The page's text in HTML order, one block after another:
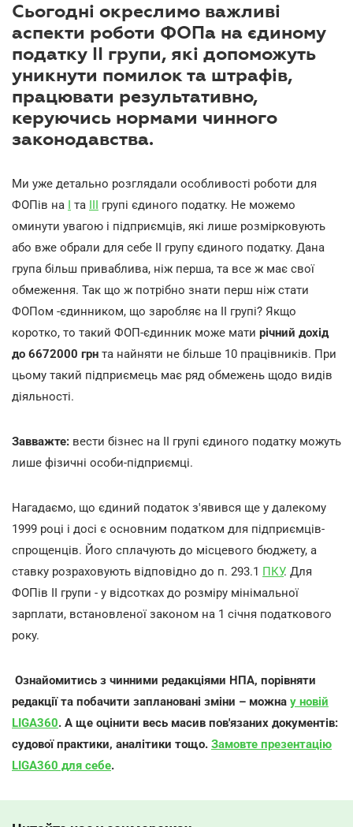
Сьогодні окреслимо важливі
аспекти роботи ФОПа на єдиному
податку ІІ групи, які допоможуть
уникнути помилок та штрафів,
працювати результативно,
керуючись нормами чинного
законодавства.
Ми уже детально розглядали особливості роботи для
ФОПів на І та ІІІ групі єдиного податку. Не можемо
оминути увагою і підприємців, які лише розмірковують
або вже обрали для себе ІІ групу єдиного податку. Дана
група більш приваблива, ніж перша, та все ж має свої
обмеження. Так що ж потрібно знати перш ніж стати
ФОПом -єдинником, що заробляє на ІІ групі? Якщо
коротко, то такий ФОП-єдинник може мати річний дохід
до 6672000 грн та найняти не більше 10 працівників. При
цьому такий підприємець має ряд обмежень щодо видів
діяльності.
Завважте: вести бізнес на ІІ групі єдиного податку можуть
лише фізичні особи-підприємці.
Нагадаємо, що єдиний податок з'явився ще у далекому
1999 році і досі є основним податком для підприємців-
спрощенців. Його сплачують до місцевого бюджету, а
ставку розраховують відповідно до п. 293.1 ПКУ. Для
ФОПів ІІ групи - у відсотках до розміру мінімальної
зарплати, встановленої законом на 1 січня податкового
року.
Ознайомитись з чинними редакціями НПА, порівняти
редакції та побачити заплановані зміни – можна у новій
LIGA360. А ще оцінити весь масив пов'язаних документів:
судової практики, аналітики тощо. Замовте презентацію
LIGA360 для себе.